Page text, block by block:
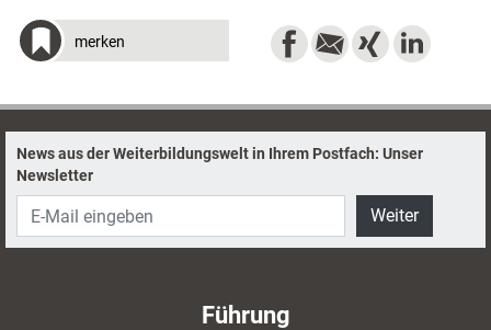
merken
News aus der Weiterbildungswelt in Ihrem Postfach: Unser
Newsletter
Weiter
Führung